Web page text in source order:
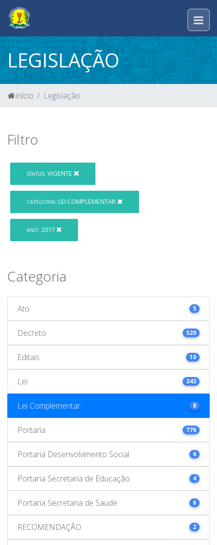
LEGISLAÇÃO
Início Legislação
Filtro
STATUS: VIGENTE
CATEGORIA: LEI COMPLEMENTAR
ANO: 2017
Categoria
Ato 5
Decreto 520
Editais 10
Lei 343
Lei Complementar 8
Portaria 776
Portaria Desenvolvimento Social 6
Portaria Secretaria de Educação 4
Portaria Secretaria de Saude 6
RECOMENDAÇÃO 2